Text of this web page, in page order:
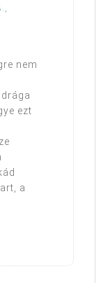
nem
ezt
a